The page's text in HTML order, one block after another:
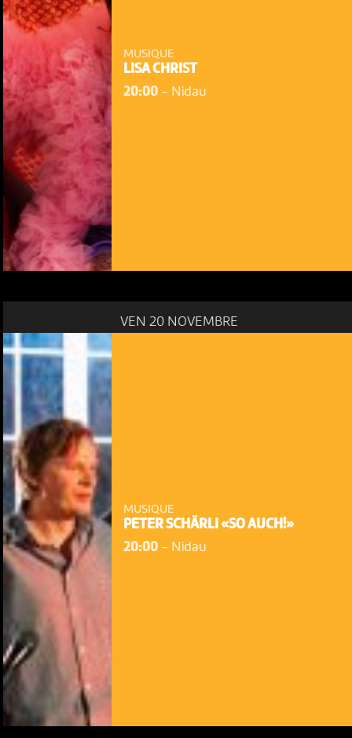
MUSIQUE
LISA CHRIST
20:00- Nidau
VEN 20 NOVEMBRE
MUSIQUE
PETER SCHÄRLI «SO AUCH!»
20:00- Nidau